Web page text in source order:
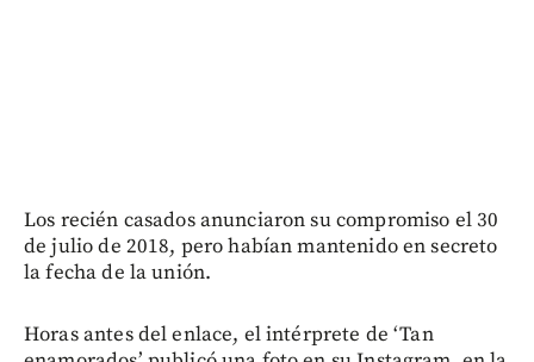
Los recién casados anunciaron su compromiso el 30
de julio de 2018, pero habían mantenido en secreto
la fecha de la unión.
Horas antes del enlace, el intérprete de ‘Tan